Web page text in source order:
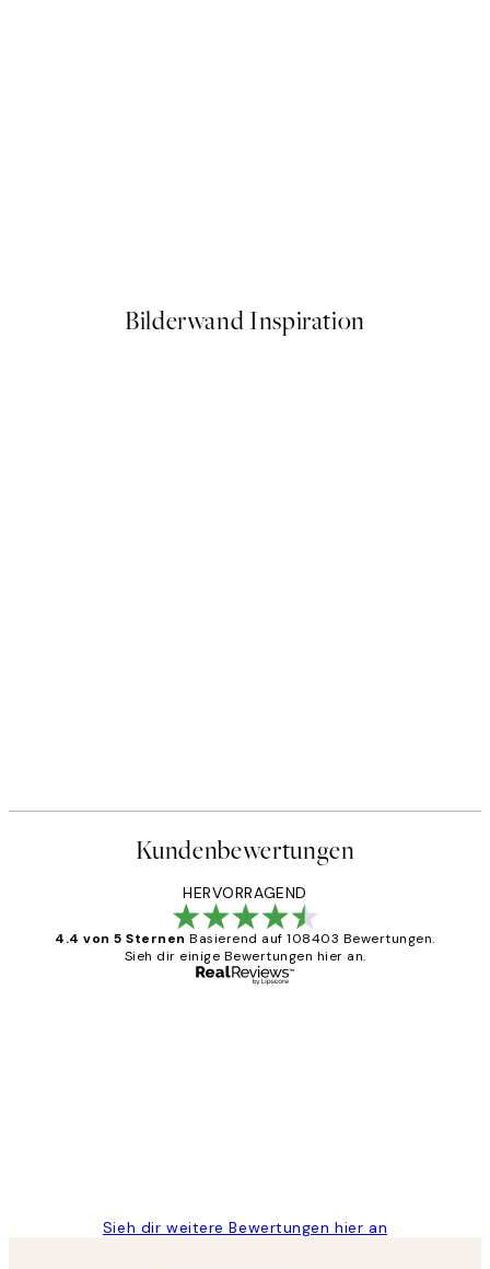
Bilderwand Inspiration
Kundenbewertungen
HERVORRAGEND
4.4 von 5 Sternen Basierend auf 108403 Bewertungen.
Sieh dir einige Bewertungen hier an.
Sieh dir weitere Bewertungen hier an